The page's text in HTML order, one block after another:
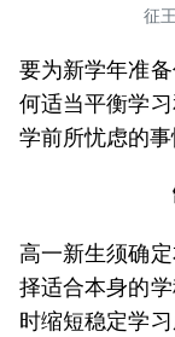
征
要为新学年准
何适当平衡学
学前所忧虑的事
高一新生须确
择适合本身的
时缩短稳定学